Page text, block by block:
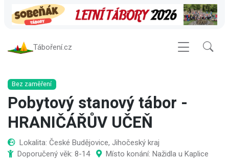
Táboření.cz
Bez zaměření
Pobytový stanový tábor -
HRANIČÁŘŮV UČEŇ
Lokalita: České Budějovice, Jihočeský kraj
Doporučený věk: 8-14
Místo konání: Nažidla u Kaplice